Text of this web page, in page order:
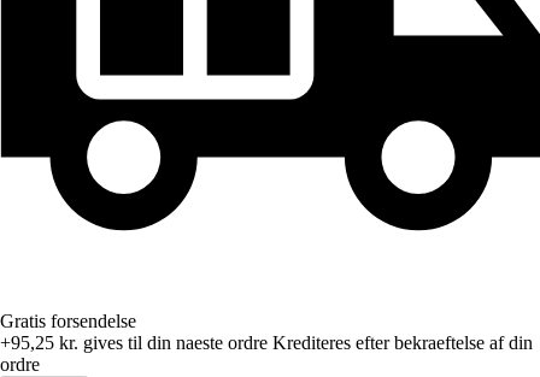
Gratis forsendelse
+95,25 kr. gives til din naeste ordre Krediteres efter bekraeftelse af din
ordre